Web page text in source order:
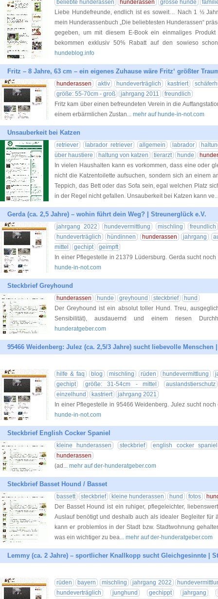
beliebte hunderassen hunderassen grosse hunde
Liebe Hundefreunde, endlich ist es soweit… Nach 1 ½
mein Hunderassenbuch „Die beliebtesten Hunderassen“
gegeben, um mit diesem E-Book ein einmaliges
bekommen exklusiv 50% Rabatt auf den sowieso
hundeblog.info
Fritz – 8 Jahre, 63 cm – ein eigenes Zuhause wäre Fritz‘ größter
hunderassen aktiv hundeverträglich kastriert
größe: 55-70cm - groß
jahrgang 2011
freundlich
Fritz kam über einen befreundeten Verein in die
einem erbärmlichen Zustan... mehr auf hunde-in-not.com
Unsauberkeit bei Katzen
retriever labrador retriever allgemein labrador
über haustiere
haltung von katzen tierarzt hunde
In vielen Haushalten kann es vorkommen, dass eine oder
nicht die Katzentoilette aufsuchen, sondern sich an einem
Teppich, das Bett oder das Sofa sein, egal welchen Platz
in der Regel nicht gefallen. Unsauberkeit bei Katzen kann ve
Gerda (ca. 2,5 Jahre) – wohin führt dein Weg? | Streunerglück e.V.
jahrgang 2022 hundevermittlung mischling
freundlich
hundeverträglich
hündinnen hunderassen jahrgang
mittel
gechipt
geimpft
In einer Pflegestelle in 21379 Lüdersburg. Gerda sucht
hunde-in-not.com
Steckbrief Greyhound
hunderassen hunde greyhound steckbrief
hund
Der Greyhound ist ein absolut toller Hund. Treu,
Sensibilität), ausdauernd und einem riesen
hunderatgeber.com
95466 Weidenberg: Julez (ca. 2,5/3 Jahre) sucht liebevolle Menschen
hilfe & faq blog mischling rüden hundevermittlung
gechipt
größe: 31-54cm - mittel
auslandstierschutz
einzelhund
kastriert
jahrgang 2021
In einer Pflegestelle in 95466 Weidenberg. Julez sucht
hunde-in-not.com
Steckbrief English Cocker Spaniel
kleine hunderassen steckbrief
english cocker spaniel
hunderassen
(ad ... mehr auf der-hunderatgeber.com
Steckbrief Basset Hound / Basset
bassett steckbrief kleine hunderassen hund fotos
Der Basset Hound ist ein ruhiger, pflegeleichter,
Auslauf benötigt und deshalb auch als idealer Begleiter für
kann er problemlos in der Stadt bzw. Stadtwohnung
was ein wichtiger zu bea... mehr auf der-hunderatgeber.com
Lemmy (ca. 2 Jahre) – sportlicher Knallkopp sucht Gleichgesinnte |
rüden bayern mischling jahrgang 2022
hundeverträglich
junghund gechippt jahrgang